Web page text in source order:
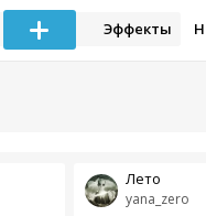
Эффекты
yana_zero
Лето